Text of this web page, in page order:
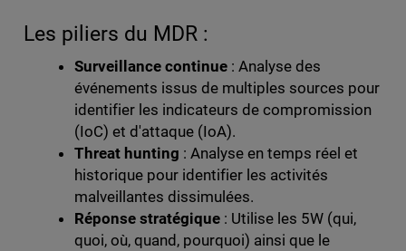
Les piliers du MDR :
Surveillance continue: Analyse des
événements issus de multiples sources pour
identifier les indicateurs de compromission
(IoC) et d'attaque (IoA).
Threat hunting : Analyse en temps réel et
historique pour identifier les activités
malveillantes dissimulées.
Réponse stratégique: Utilise les 5W (qui,
quoi, où, quand, pourquoi) ainsi que le